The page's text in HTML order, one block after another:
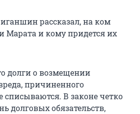
рассказал, на ком
Марата и кому придется их
долги о возмещении
причиненного
списываются. В законе четко
долговых обязательств,